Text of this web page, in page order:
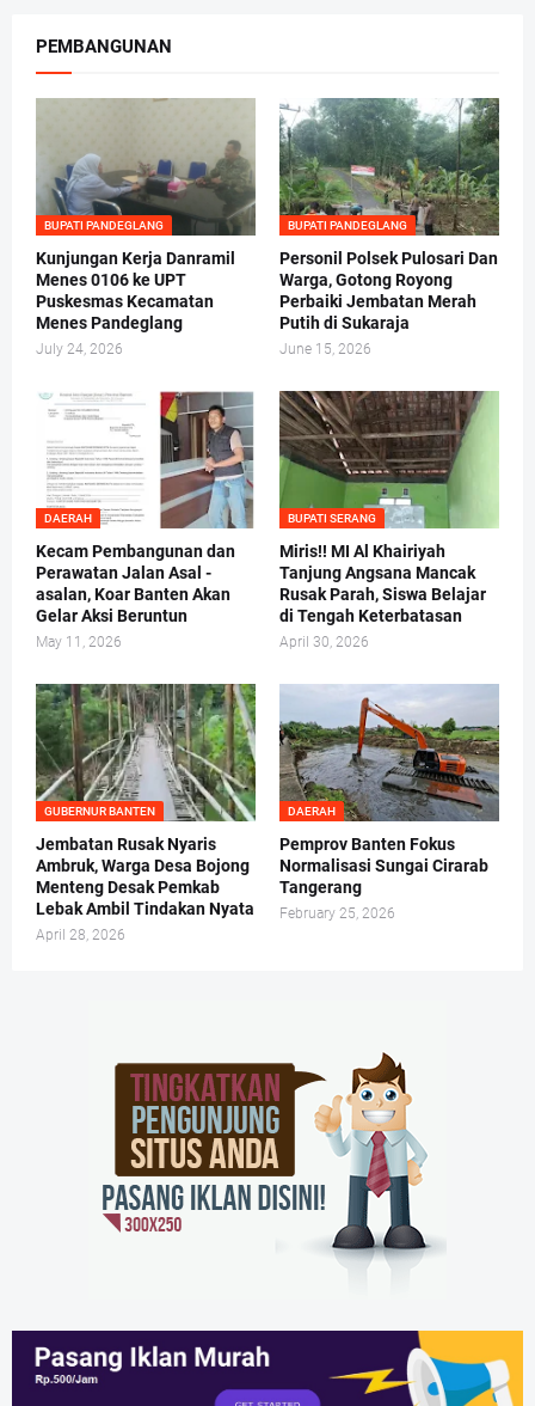
PEMBANGUNAN
BUPATI PANDEGLANG
Kunjungan Kerja Danramil
Menes 0106 ke UPT
Puskesmas Kecamatan
Menes Pandeglang
July 24, 2026
BUPATI PANDEGLANG
Personil Polsek Pulosari Dan
Warga, Gotong Royong
Perbaiki Jembatan Merah
Putih di Sukaraja
June 15, 2026
DAERAH
Kecam Pembangunan dan
Perawatan Jalan Asal -
asalan, Koar Banten Akan
Gelar Aksi Beruntun
May 11, 2026
BUPATI SERANG
Miris!! MI Al Khairiyah
Tanjung Angsana Mancak
Rusak Parah, Siswa Belajar
di Tengah Keterbatasan
April 30, 2026
GUBERNUR BANTEN
Jembatan Rusak Nyaris
Ambruk, Warga Desa Bojong
Menteng Desak Pemkab
Lebak Ambil Tindakan Nyata
April 28, 2026
DAERAH
Pemprov Banten Fokus
Normalisasi Sungai Cirarab
Tangerang
February 25, 2026